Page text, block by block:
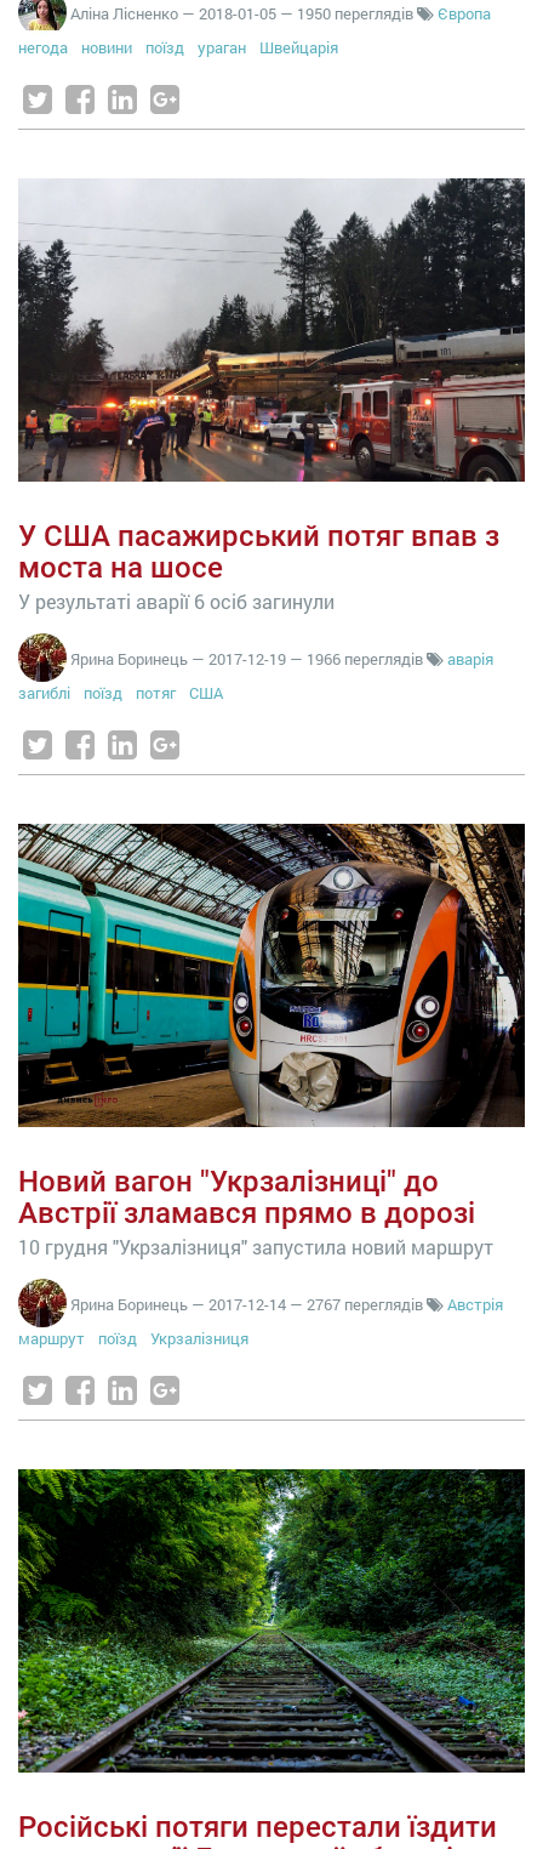
Аліна Лісненко — 2018-01-05 — 1950 переглядів
Європа
негода
новини поїзд ураган Швейцарія
У США пасажирський потяг впав з
моста на шосе
У результаті аварії 6 осіб загинули
Ярина Боринець — 2017-12-19 — 1966 переглядів
аварія
загиблі
поїзд потяг США
Новий вагон "Укрзалізниці" до
Австрії зламався прямо в дорозі
10 грудня "Укрзалізниця" запустила новий маршрут
Ярина Боринець — 2017-12-14 — 2767 переглядів
Австрія
маршрут
поїзд Укрзалізниця
Російські потяги перестали їздити